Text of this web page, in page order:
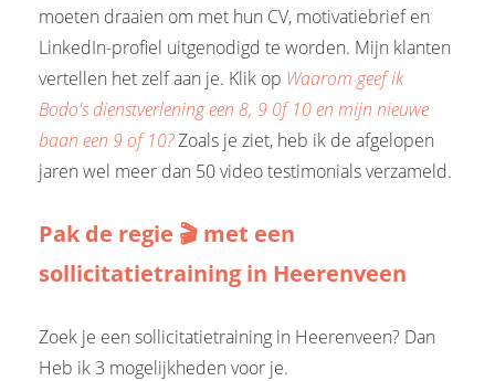
moeten draaien om met hun CV, motivatiebrief en
LinkedIn-profiel uitgenodigd te worden. Mijn klanten
vertellen het zelf aan je. Klik op Waarom geef ik
Bodo's dienstverlening een 8, 9 0f 10 en mijn nieuwe
baan een 9 of 10?Zoals je ziet, heb ik de afgelopen
jaren wel meer dan 50 video testimonials verzameld.
Pak de regie 🎬 met een
sollicitatietraining in Heerenveen
Zoek je een sollicitatietraining in Heerenveen? Dan
Heb ik 3 mogelijkheden voor je.